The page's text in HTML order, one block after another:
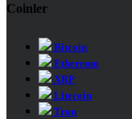
Coinler
Bitcoin
Ethereum
XRP
Litecoin
Tron